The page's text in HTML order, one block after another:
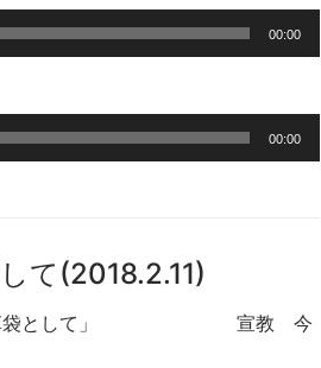
00:00
00:00
て(2018.2.11)
革袋として」 宣教 今